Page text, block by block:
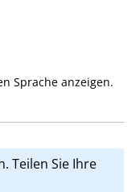
Sprache anzeigen.
Teilen Sie Ihre